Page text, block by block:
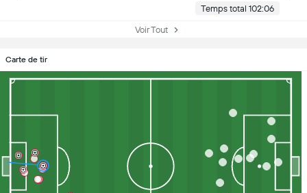
Temps total 102:06
Voir Tout
Carte de tir